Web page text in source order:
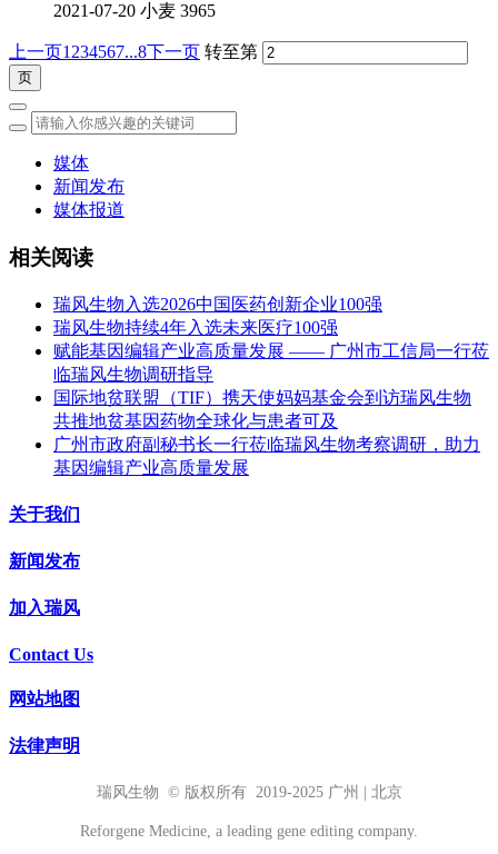
2021-07-20 小麦 3965
上一页1 234567...8下一页 转至第
媒体
新闻发布
媒体报道
相关阅读
瑞风生物入选2026中国医药创新企业100强
瑞风生物持续4年入选未来医疗100强
赋能基因编辑产业高质量发展 —— 广州市工信局一行莅
临瑞风生物调研指导
国际地贫联盟（TIF）携天使妈妈基金会到访瑞风生物
共推地贫基因药物全球化与患者可及
广州市政府副秘书长一行莅临瑞风生物考察调研，助力
基因编辑产业高质量发展
关于我们
新闻发布
加入瑞风
Contact Us
网站地图
法律声明
瑞风生物 © 版权所有 2019-2025 广州 | 北京
Reforgene Medicine, a leading gene editing company.